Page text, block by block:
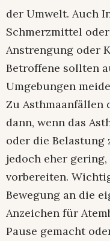
der Umwelt. Auch
Schmerzmittel
Anstrengung oder
Betroffene sollten
Umgebungen
Zu Asthmaanfällen
dann, wenn das
oder die Belastung
jedoch eher
vorbereiten.
Bewegung an die
Anzeichen für
Pause gemacht